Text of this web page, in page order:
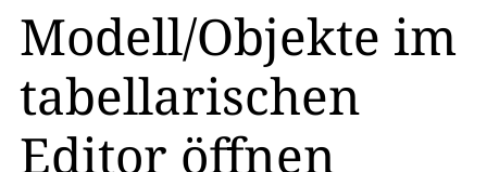
Modell/Objekte im
tabellarischen
Editor öffnen